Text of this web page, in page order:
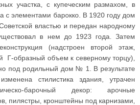
участка, с купеческим размахом, в
с элементами барокко. В 1920 году дом
властью и передан народному
в нем до 1923 года. Затем
(надстроен второй этаж,
Г-образный объем к северному торцу),
под родильный дом № 1. В результате
стилистика здания, утрачен
барочный декор: арочные
пилястры, кронштейны под карнизами,